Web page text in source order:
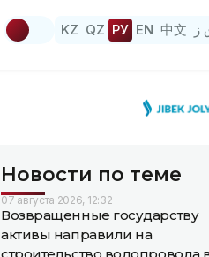
KZ QZ РУ EN 中文 ز
Новости по теме
07 августа 2026, 12:32
Возвращенные государству
активы направили на